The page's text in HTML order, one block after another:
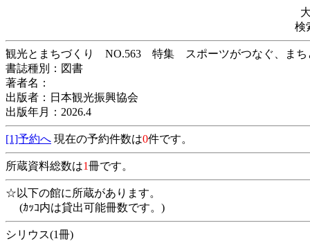
検
観光とまちづくり NO.563 特集 スポーツがつなぐ、ま
書誌種別：図書
著者名：
出版者：日本観光振興協会
出版年月：2026.4
[1]予約へ 現在の予約件数は0件です。
所蔵資料総数は1冊です。
☆以下の館に所蔵があります。
(ｶｯｺ内は貸出可能冊数です。)
シリウス(1冊)